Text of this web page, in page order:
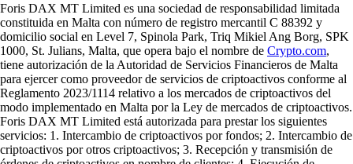
Foris DAX MT Limited es una sociedad de responsabilidad limitada
constituida en Malta con número de registro mercantil C 88392 y
domicilio social en Level 7, Spinola Park, Triq Mikiel Ang Borg, SPK
1000, St. Julians, Malta, que opera bajo el nombre de Crypto.com,
tiene autorización de la Autoridad de Servicios Financieros de Malta
para ejercer como proveedor de servicios de criptoactivos conforme al
Reglamento 2023/1114 relativo a los mercados de criptoactivos del
modo implementado en Malta por la Ley de mercados de criptoactivos.
Foris DAX MT Limited está autorizada para prestar los siguientes
servicios: 1. Intercambio de criptoactivos por fondos; 2. Intercambio de
criptoactivos por otros criptoactivos; 3. Recepción y transmisión de